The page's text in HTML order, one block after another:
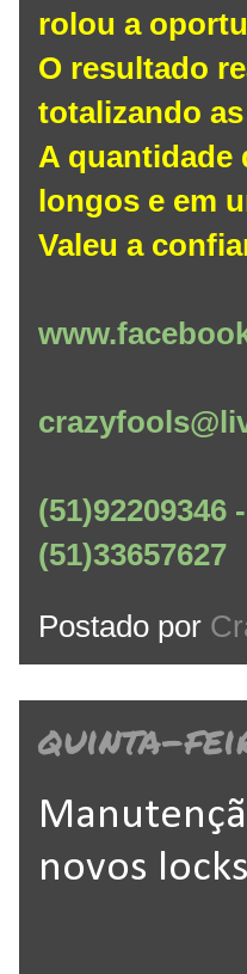
rolou a
O resultado
totalizando
A quantidade
longos e em
Valeu a
(51)92209346
(51)33657627
Postado por
quinta-
novos locks